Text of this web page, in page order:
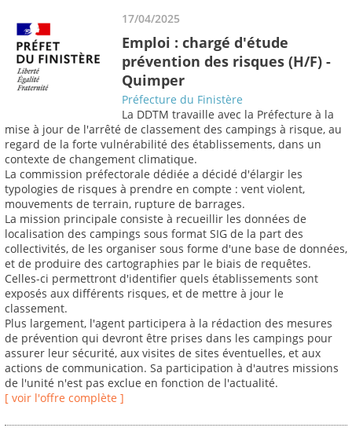
17/04/2025
Emploi : chargé d'étude
prévention des risques (H/F) -
Quimper
Préfecture du Finistère
La DDTM travaille avec la Préfecture à la
mise à jour de l'arrêté de classement des campings à risque, au
regard de la forte vulnérabilité des établissements, dans un
contexte de changement climatique.
La commission préfectorale dédiée a décidé d'élargir les
typologies de risques à prendre en compte : vent violent,
mouvements de terrain, rupture de barrages.
La mission principale consiste à recueillir les données de
localisation des campings sous format SIG de la part des
collectivités, de les organiser sous forme d'une base de données,
et de produire des cartographies par le biais de requêtes.
Celles-ci permettront d'identifier quels établissements sont
exposés aux différents risques, et de mettre à jour le
classement.
Plus largement, l'agent participera à la rédaction des mesures
de prévention qui devront être prises dans les campings pour
assurer leur sécurité, aux visites de sites éventuelles, et aux
actions de communication. Sa participation à d'autres missions
de l'unité n'est pas exclue en fonction de l'actualité.
[ voir l'offre complète ]